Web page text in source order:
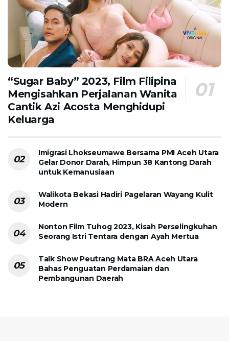
“Sugar Baby” 2023, Film Filipina
Mengisahkan Perjalanan Wanita
Cantik Azi Acosta Menghidupi
Keluarga
Imigrasi Lhokseumawe Bersama PMI Aceh Utara
Gelar Donor Darah, Himpun 38 Kantong Darah
untuk Kemanusiaan
Walikota Bekasi Hadiri Pagelaran Wayang Kulit
Modern
Nonton Film Tuhog 2023, Kisah Perselingkuhan
Seorang Istri Tentara dengan Ayah Mertua
Talk Show Peutrang Mata BRA Aceh Utara
Bahas Penguatan Perdamaian dan
Pembangunan Daerah